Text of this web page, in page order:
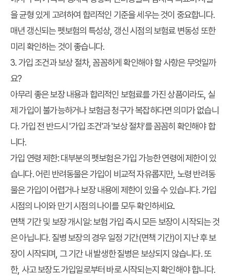
을 균형 있게 고려하여 합리적인 기준을 세우는 것이 중요합니다.
매년 갱신되는 펫보험의 특성상, 갱신 시점의 보험료 변동성 또한
미리 확인하는 것이 좋습니다.
3. 가입 조건과 보상 절차, 꼼꼼하게 확인해야 할 사항은 무엇일까
요?
아무리 좋은 보장 내용과 합리적인 보험료를 가진 상품이라도, 실
제 가입이 불가능하거나 보험금 청구가 복잡하다면 의미가 없습니
다. 가입 전 반드시 '가입 조건'과 '보상 절차'를 꼼꼼히 확인해야 합
니다.
가입 연령 제한:대부분의 펫보험은 가입 가능한 연령에 제한이 있
습니다. 어린 반려동물은 가입이 비교적 자유롭지만, 노령 반려동
물은 가입이 어렵거나 보장 내용에 제한이 있을 수 있습니다. 가입
시점의 나이와 만기 시점의 나이를 모두 확인하세요.
면책 기간 및 보장 개시일:보험 가입 즉시 모든 보장이 시작되는 것
은 아닙니다. 질병 보장의 경우 일정 기간(면책 기간)이 지난 후 보
장이 시작되며, 그 기간 내 발생한 질병은 보상되지 않습니다. 또
한, 사고 보장도 가입일로부터 바로 시작되는지 확인해야 합니다.